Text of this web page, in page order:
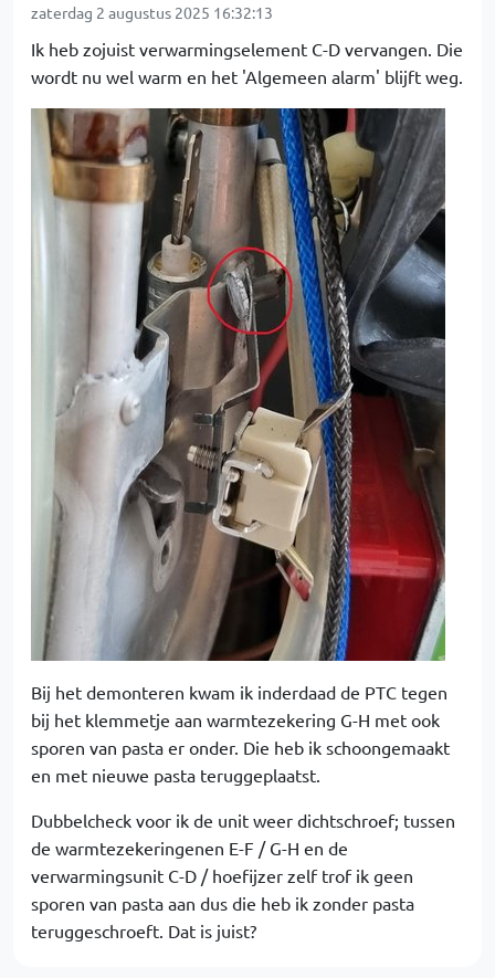
zaterdag 2 augustus 2025 16:32:13
Ik heb zojuist verwarmingselement C-D vervangen. Die
wordt nu wel warm en het 'Algemeen alarm' blijft weg.
Bij het demonteren kwam ik inderdaad de PTC tegen
bij het klemmetje aan warmtezekering G-H met ook
sporen van pasta er onder. Die heb ik schoongemaakt
en met nieuwe pasta teruggeplaatst.
Dubbelcheck voor ik de unit weer dichtschroef; tussen
de warmtezekeringenen E-F / G-H en de
verwarmingsunit C-D / hoefijzer zelf trof ik geen
sporen van pasta aan dus die heb ik zonder pasta
teruggeschroeft. Dat is juist?